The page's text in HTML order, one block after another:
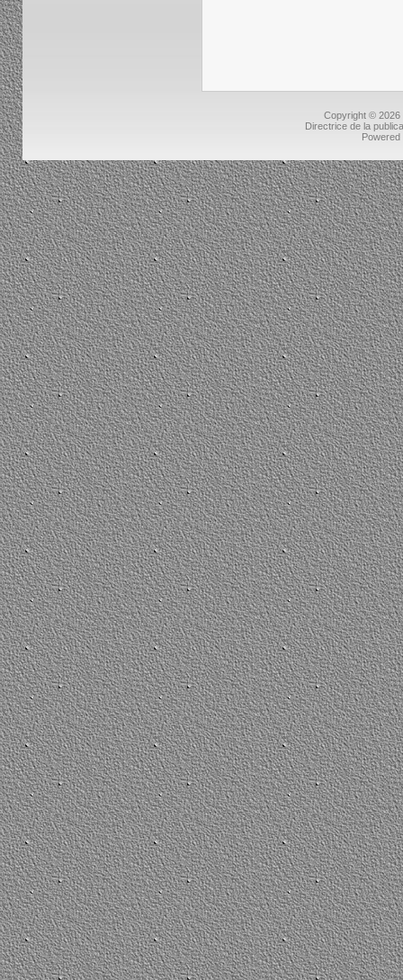
Copyright © 2026
Directrice de la